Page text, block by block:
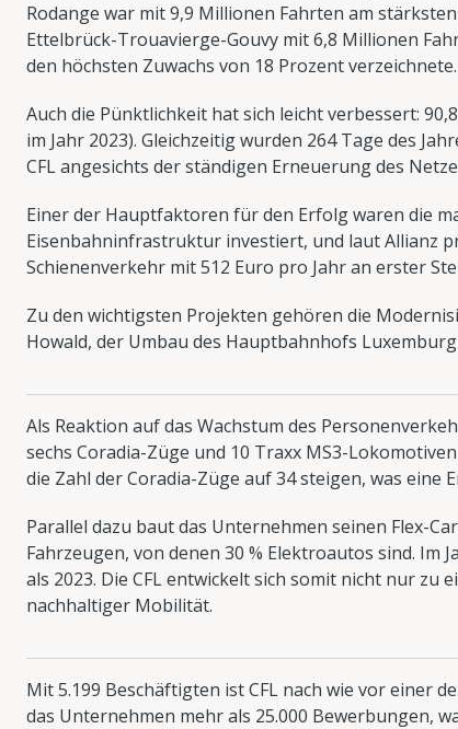
Rodange war mit 9,9 Millionen Fahrten am
Ettelbrück-Trouavierge-Gouvy mit 6,8 Millionen
den höchsten Zuwachs von 18 Prozent verzeichnete.
Auch die Pünktlichkeit hat sich leicht verbessert:
im Jahr 2023). Gleichzeitig wurden 264 Tage des
CFL angesichts der ständigen Erneuerung des
Einer der Hauptfaktoren für den Erfolg waren die
Eisenbahninfrastruktur investiert, und laut Allianz
Schienenverkehr mit 512 Euro pro Jahr an erster
Zu den wichtigsten Projekten gehören die
Howald, der Umbau des Hauptbahnhofs
Als Reaktion auf das Wachstum des
sechs Coradia-Züge und 10 Traxx MS3-
die Zahl der Coradia-Züge auf 34 steigen, was
Parallel dazu baut das Unternehmen seinen Flex-
Fahrzeugen, von denen 30 % Elektroautos sind. Im
als 2023. Die CFL entwickelt sich somit nicht nur
nachhaltiger Mobilität.
Mit 5.199 Beschäftigten ist CFL nach wie vor einer
das Unternehmen mehr als 25.000 Bewerbungen,